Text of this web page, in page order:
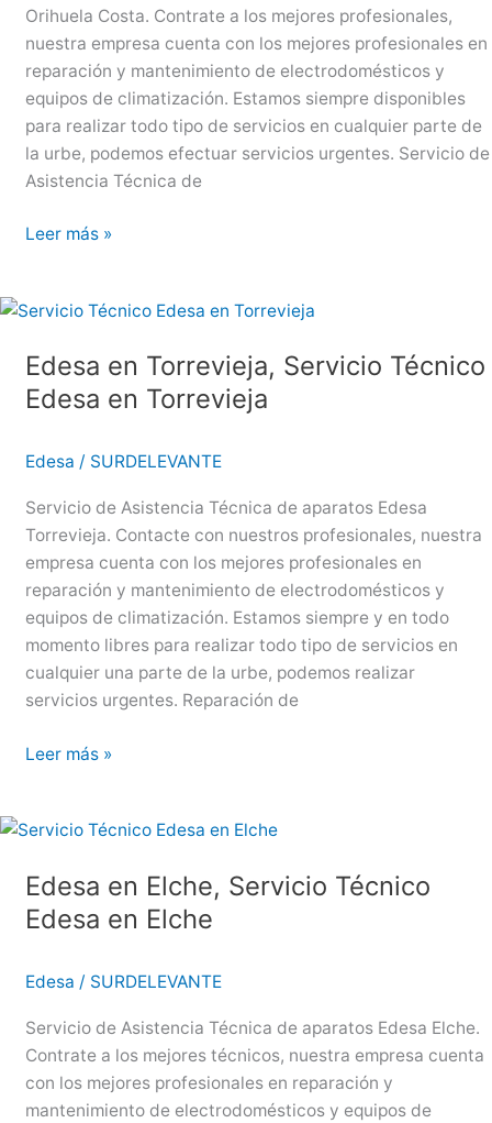
Orihuela Costa. Contrate a los mejores profesionales,
nuestra empresa cuenta con los mejores profesionales en
reparación y mantenimiento de electrodomésticos y
equipos de climatización. Estamos siempre disponibles
para realizar todo tipo de servicios en cualquier parte de
la urbe, podemos efectuar servicios urgentes. Servicio de
Asistencia Técnica de
Edesa
Costa,
Técnico
Edesa
Orihuela
Leer más »
Edesa en Torrevieja, Servicio Técnico
Edesa en Torrevieja
Edesa / SURDELEVANTE
Servicio de Asistencia Técnica de aparatos Edesa
Torrevieja. Contacte con nuestros profesionales, nuestra
empresa cuenta con los mejores profesionales en
reparación y mantenimiento de electrodomésticos y
equipos de climatización. Estamos siempre y en todo
momento libres para realizar todo tipo de servicios en
cualquier una parte de la urbe, podemos realizar
servicios urgentes. Reparación de
Edesa
Servicio
Edesa
en
Leer más »
Edesa en Elche, Servicio Técnico
Edesa en Elche
Edesa / SURDELEVANTE
Servicio de Asistencia Técnica de aparatos Edesa Elche.
Contrate a los mejores técnicos, nuestra empresa cuenta
con los mejores profesionales en reparación y
mantenimiento de electrodomésticos y equipos de